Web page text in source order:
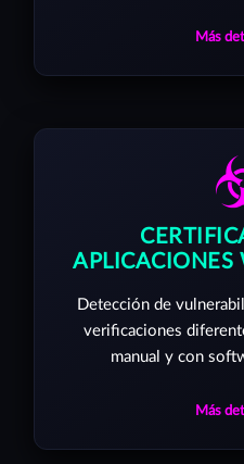
Más
APLICACIONES
Detección de
verificaciones
manual y con
Más